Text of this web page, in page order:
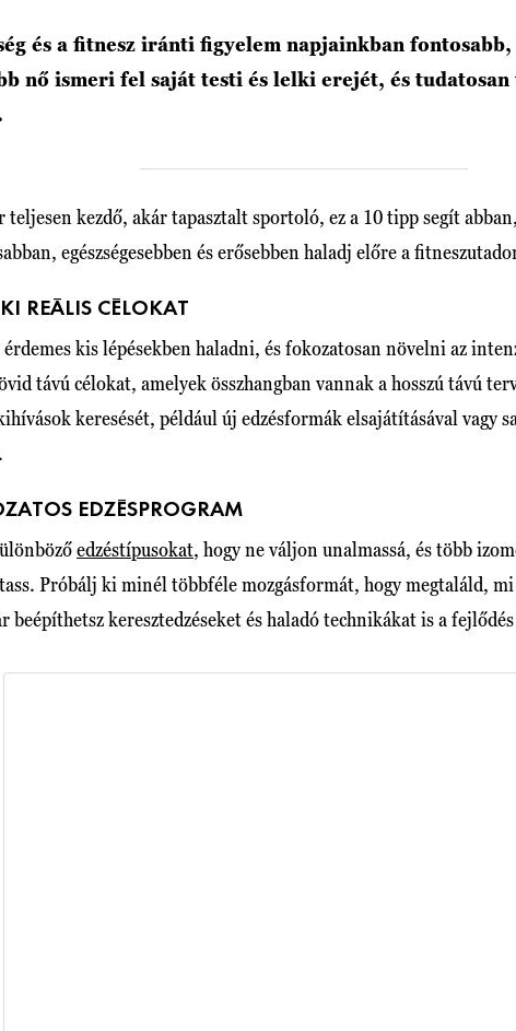
és a fitnesz iránti figyelem napjainkban
nő ismeri fel saját testi és lelki erejét, és
teljesen kezdő, akár tapasztalt sportoló, ez a 10 tipp segít
egészségesebben és erősebben haladj előre a
REÁLIS CÉLOKAT
kis lépésekben haladni, és fokozatosan növelni az
távú célokat, amelyek összhangban vannak a hosszú távú
keresését, például új edzésformák elsajátításával vagy
EDZÉSPROGRAM
edzéstípusokat, hogy ne váljon unalmassá, és több
Próbálj ki minél többféle mozgásformát, hogy megtaláld, mi
beépíthetsz keresztedzéseket és haladó technikákat is a